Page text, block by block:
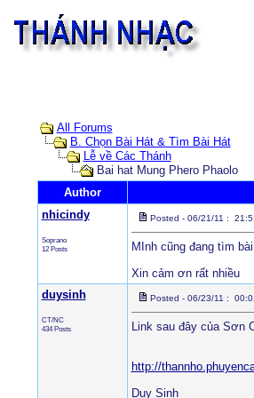
All Forums
B. Chọn Bài Hát & Tìm Bài Hát
Lễ về Các Thánh
Bai hat Mung Phero Phaolo
Author
nhicindy
Soprano
12 Posts
Posted - 06/21/11 :
MInh cũng đang tìm
Xin cảm ơn rất nhiều
duysinh
CT/NC
434 Posts
Posted - 06/23/11 :
Link sau đây của Sơn
http://
Duy Sinh